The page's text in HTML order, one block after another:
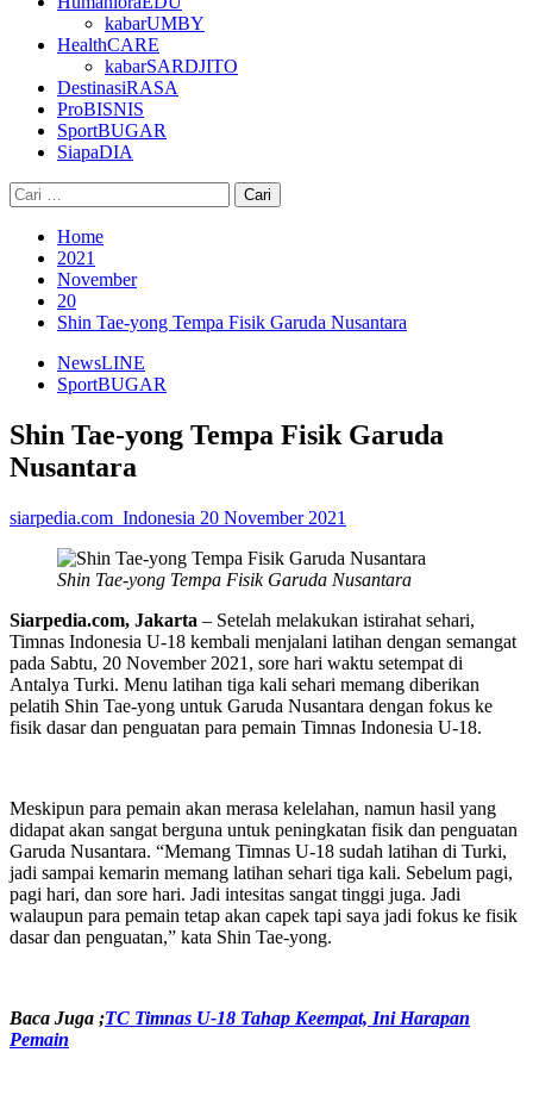
kabarUMBY
HealthCARE
kabarSARDJITO
DestinasiRASA
ProBISNIS
SportBUGAR
SiapaDIA
Cari
untuk:
Home
2021
November
20
Shin Tae-yong Tempa Fisik Garuda Nusantara
NewsLINE
SportBUGAR
Shin Tae-yong Tempa Fisik Garuda
Nusantara
siarpedia.com_Indonesia 20 November 2021
Shin Tae-yong Tempa Fisik Garuda Nusantara
Siarpedia.com, Jakarta – Setelah melakukan istirahat sehari,
Timnas Indonesia U-18 kembali menjalani latihan dengan semangat
pada Sabtu, 20 November 2021, sore hari waktu setempat di
Antalya Turki. Menu latihan tiga kali sehari memang diberikan
pelatih Shin Tae-yong untuk Garuda Nusantara dengan fokus ke
fisik dasar dan penguatan para pemain Timnas Indonesia U-18.
Meskipun para pemain akan merasa kelelahan, namun hasil yang
didapat akan sangat berguna untuk peningkatan fisik dan penguatan
Garuda Nusantara. “Memang Timnas U-18 sudah latihan di Turki,
jadi sampai kemarin memang latihan sehari tiga kali. Sebelum pagi,
pagi hari, dan sore hari. Jadi intesitas sangat tinggi juga. Jadi
walaupun para pemain tetap akan capek tapi saya jadi fokus ke fisik
dasar dan penguatan,” kata Shin Tae-yong.
Baca Juga ;TC Timnas U-18 Tahap Keempat, Ini Harapan
Pemain